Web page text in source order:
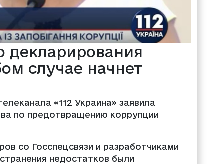
декларирования
случае начнет
«112 Украина» заявила
по предотвращению коррупции
со Госспецсвязи и разработчиками
недостатков были